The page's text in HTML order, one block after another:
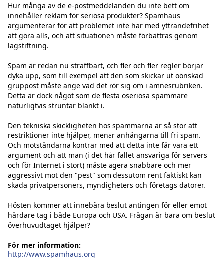
Hur många av de e-postmeddelanden du inte bett om
innehåller reklam för seriösa produkter? Spamhaus
argumenterar för att problemet inte har med yttrandefrihet
att göra alls, och att situationen måste förbättras genom
lagstiftning.
Spam är redan nu straffbart, och fler och fler regler börjar
dyka upp, som till exempel att den som skickar ut oönskad
gruppost måste ange vad det rör sig om i ämnesrubriken.
Detta är dock något som de flesta oseriösa spammare
naturligtvis struntar blankt i.
Den tekniska skickligheten hos spammarna är så stor att
restriktioner inte hjälper, menar anhängarna till fri spam.
Och motståndarna kontrar med att detta inte får vara ett
argument och att man (i det här fallet ansvariga för servers
och för Internet i stort) måste agera snabbare och mer
aggressivt mot den "pest" som dessutom rent faktiskt kan
skada privatpersoners, myndigheters och företags datorer.
Hösten kommer att innebära beslut antingen för eller emot
hårdare tag i både Europa och USA. Frågan är bara om beslut
överhuvudtaget hjälper?
För mer information:
http://www.spamhaus.org